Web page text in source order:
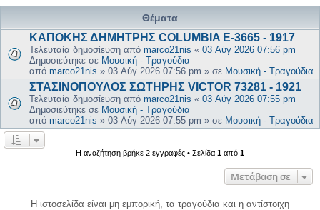
Θέματα
ΚΑΠΟΚΗΣ ΔΗΜΗΤΡΗΣ COLUMBIA E-3665 - 1917
Τελευταία δημοσίευση από marco21nis « 03 Αύγ 2026 07:56 pm
Δημοσιεύτηκε σε Μουσική - Τραγούδια
από marco21nis » 03 Αύγ 2026 07:56 pm » σε Μουσική - Τραγούδια
ΣΤΑΣΙΝΟΠΟΥΛΟΣ ΣΩΤΗΡΗΣ VICTOR 73281 - 1921
Τελευταία δημοσίευση από marco21nis « 03 Αύγ 2026 07:55 pm
Δημοσιεύτηκε σε Μουσική - Τραγούδια
από marco21nis » 03 Αύγ 2026 07:55 pm » σε Μουσική - Τραγούδια
Η αναζήτηση βρήκε 2 εγγραφές • Σελίδα 1 από 1
Μετάβαση σε
Η ιστοσελίδα είναι μη εμπορική, τα τραγούδια και η αντίστοιχη